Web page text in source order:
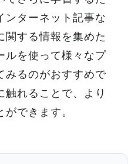
ンターネット記事な
関する情報を集めた
ルを使って様々なプ
みるのがおすすめで
触れることで、より
できます。